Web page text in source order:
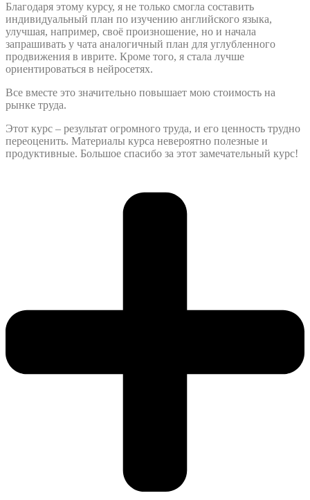
Благодаря этому курсу, я не только смогла составить
индивидуальный план по изучению английского языка,
улучшая, например, своё произношение, но и начала
запрашивать у чата аналогичный план для углубленного
продвижения в иврите. Кроме того, я стала лучше
ориентироваться в нейросетях.
Все вместе это значительно повышает мою стоимость на
рынке труда.
Этот курс – результат огромного труда, и его ценность трудно
переоценить. Материалы курса невероятно полезные и
продуктивные. Большое спасибо за этот замечательный курс!